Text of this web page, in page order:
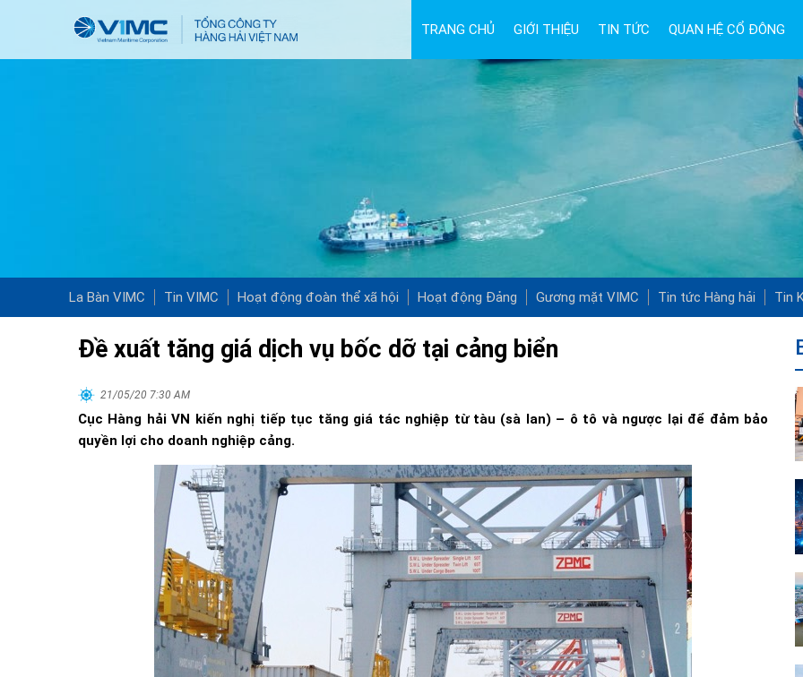
TRANG CHỦ GIỚI THIỆU TIN TỨC QUAN HỆ CỔ ĐÔNG
La Bàn VIMC Tin VIMC Hoạt động đoàn thể xã hội Hoạt động Đảng Gương mặt VIMC Tin tức Hàng hải Tin
Đề xuất tăng giá dịch vụ bốc dỡ tại cảng biển
21/05/20 7:30 AM
Cục Hàng hải VN kiến nghị tiếp tục tăng giá tác nghiệp từ tàu (sà lan) – ô tô và ngược lại để đảm bảo
quyền lợi cho doanh nghiệp cảng.